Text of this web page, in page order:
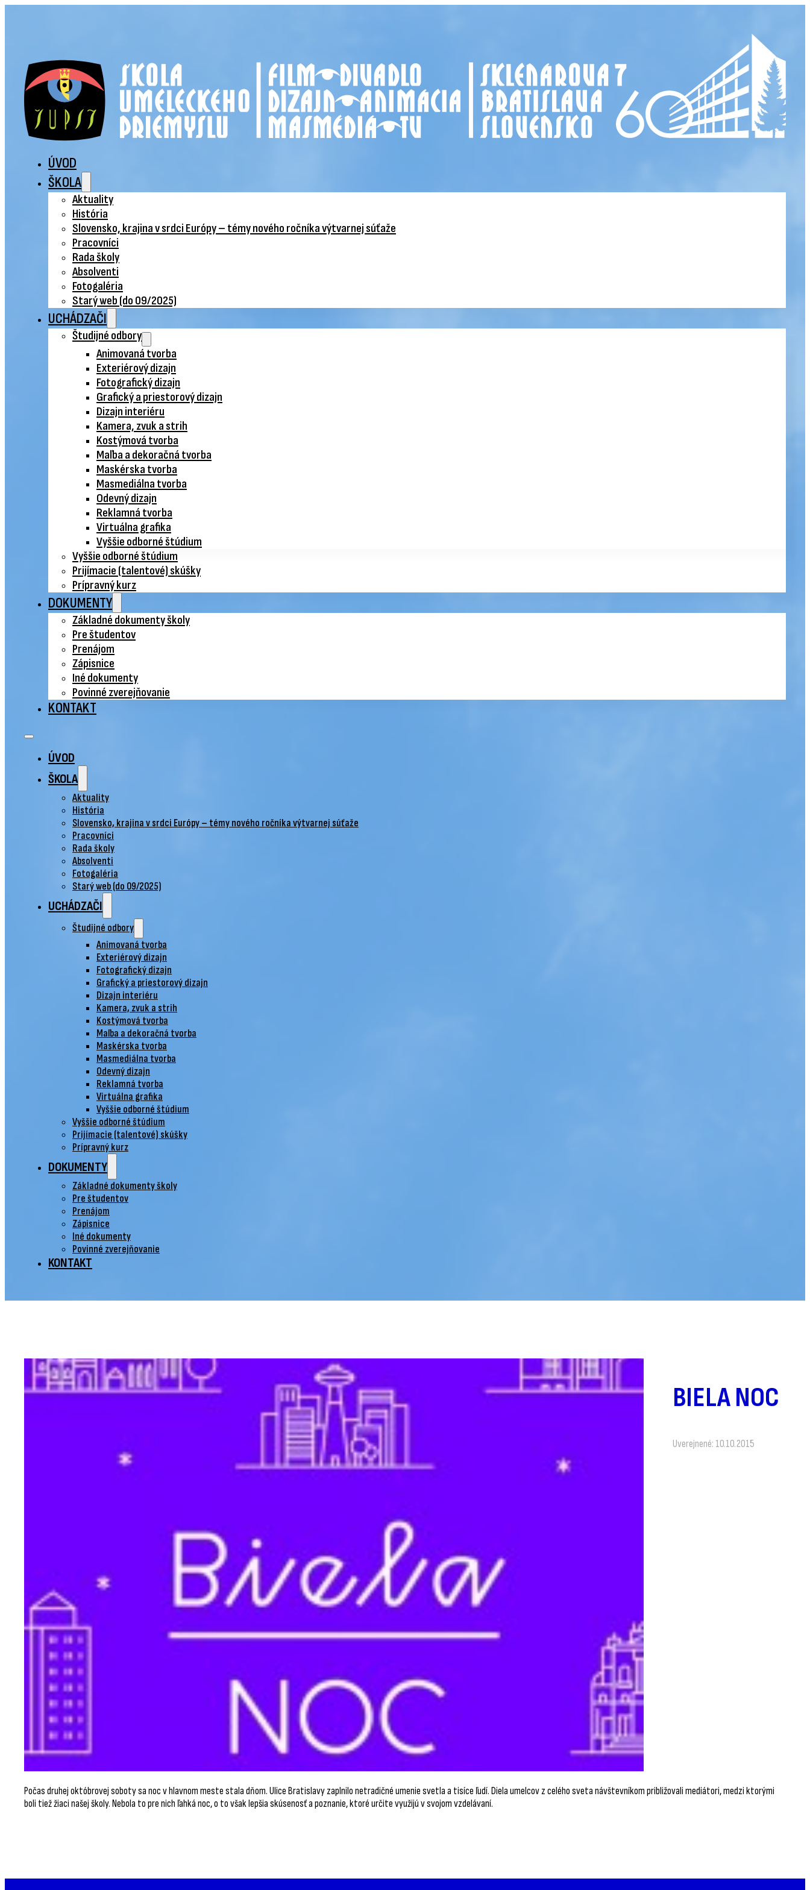
ÚVOD
ŠKOLA
Aktuality
História
Slovensko, krajina v srdci Európy – témy nového ročníka výtvarnej súťaže
Pracovníci
Rada školy
Absolventi
Fotogaléria
Starý web (do 09/2025)
UCHÁDZAČI
Študijné odbory
Animovaná tvorba
Exteriérový dizajn
Fotografický dizajn
Grafický a priestorový dizajn
Dizajn interiéru
Kamera, zvuk a strih
Kostýmová tvorba
Maľba a dekoračná tvorba
Maskérska tvorba
Masmediálna tvorba
Odevný dizajn
Reklamná tvorba
Virtuálna grafika
Vyššie odborné štúdium
Vyššie odborné štúdium
Prijímacie (talentové) skúšky
Prípravný kurz
DOKUMENTY
Základné dokumenty školy
Pre študentov
Prenájom
Zápisnice
Iné dokumenty
Povinné zverejňovanie
KONTAKT
ÚVOD
ŠKOLA
Aktuality
História
Slovensko, krajina v srdci Európy – témy nového ročníka výtvarnej súťaže
Pracovníci
Rada školy
Absolventi
Fotogaléria
Starý web (do 09/2025)
UCHÁDZAČI
Študijné odbory
Animovaná tvorba
Exteriérový dizajn
Fotografický dizajn
Grafický a priestorový dizajn
Dizajn interiéru
Kamera, zvuk a strih
Kostýmová tvorba
Maľba a dekoračná tvorba
Maskérska tvorba
Masmediálna tvorba
Odevný dizajn
Reklamná tvorba
Virtuálna grafika
Vyššie odborné štúdium
Vyššie odborné štúdium
Prijímacie (talentové) skúšky
Prípravný kurz
DOKUMENTY
Základné dokumenty školy
Pre študentov
Prenájom
Zápisnice
Iné dokumenty
Povinné zverejňovanie
KONTAKT
BIELA NOC
Uverejnené: 10.10.2015
Počas druhej októbrovej soboty sa noc v hlavnom meste stala dňom. Ulice Bratislavy zaplnilo netradičné umenie svetla a tisíce ľudí. Diela umelcov z celého sveta návštevníkom približovali mediátori, medzi ktorými
boli tiež žiaci našej školy. Nebola to pre nich ľahká noc, o to však lepšia skúsenosť a poznanie, ktoré určite využijú v svojom vzdelávaní.